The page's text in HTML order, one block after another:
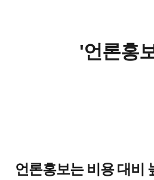
'언론홍
언론홍보는 비용 대비